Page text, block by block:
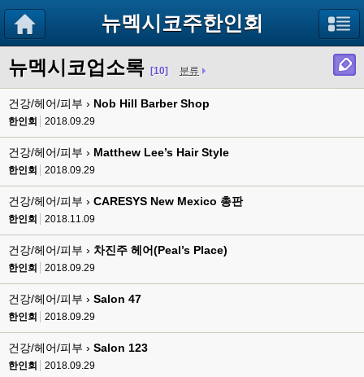
뉴멕시코주한인회
뉴멕시코업소록 [10] 분류
건강/헤어/피부 › Nob Hill Barber Shop
한인회 2018.09.29
건강/헤어/피부 › Matthew Lee’s Hair Style
한인회 2018.09.29
건강/헤어/피부 › CARESYS New Mexico 총판
한인회 2018.11.09
건강/헤어/피부 › 차진주 헤어(Peal’s Place)
한인회 2018.09.29
건강/헤어/피부 › Salon 47
한인회 2018.09.29
건강/헤어/피부 › Salon 123
한인회 2018.09.29